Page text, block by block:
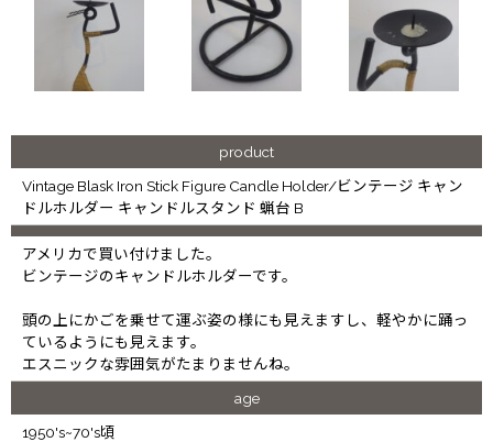
product
Vintage Blask Iron Stick Figure Candle Holder/ビンテージ キャン
ドルホルダー キャンドルスタンド 蝋台 B
アメリカで買い付けました。
ビンテージのキャンドルホルダーです。
頭の上にかごを乗せて運ぶ姿の様にも見えますし、軽やかに踊っ
ているようにも見えます。
エスニックな雰囲気がたまりませんね。
age
1950's~70's頃